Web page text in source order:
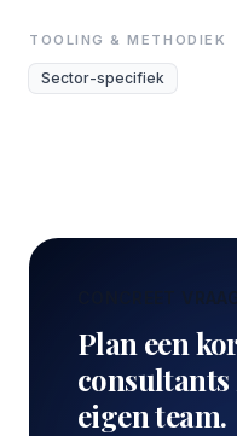
TOOLING & METHODIEK
Sector-specifiek
CONCREET
Plan een
eigen team.